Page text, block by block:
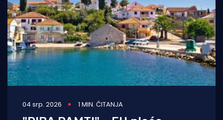
04 srp. 2026 1 MIN. ČITANJA